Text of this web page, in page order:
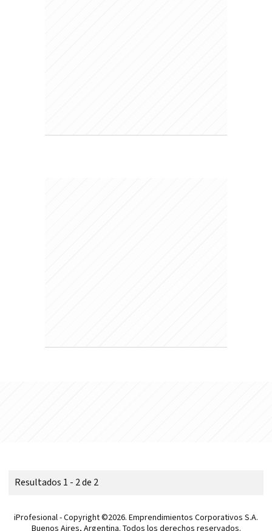
Resultados 1 - 2 de 2
iProfesional - Copyright ©2026. Emprendimientos Corporativos S.A.
Buenos Aires, Argentina. Todos los derechos reservados.